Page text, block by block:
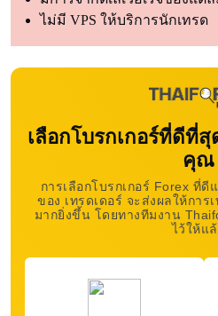
ไม่มี VPS ให้บริการนักเทรด
เลือกโบรกเกอร์ที่ดีที่สุ
คุณ
การเลือกโบรกเกอร์ Forex ที่ดี
ของ เทรดเดอร์ จะส่งผลให้กา
มากยิ่งขึ้น โดยทางทีมงาน
ไว้ให้แ